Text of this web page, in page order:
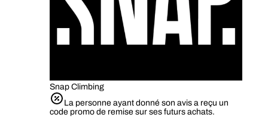
Snap Climbing
La personne ayant donné son avis a reçu un
code promo de remise sur ses futurs achats.